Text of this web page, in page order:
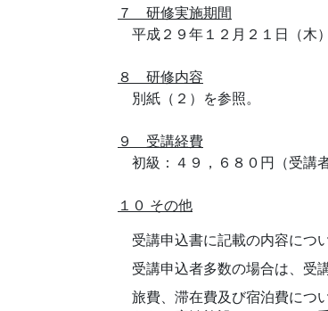
７ 研修実施期間
平成２９年１２月２１日（木
８ 研修内容
別紙（２）を参照。
９ 受講経費
初級：４９，６８０円（受講
１０ その他
受講申込書に記載の内容につ
受講申込者多数の場合は、受
旅費、滞在費及び宿泊費につ